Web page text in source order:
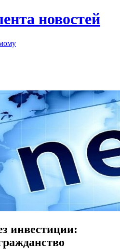
новостей
инвестиции: